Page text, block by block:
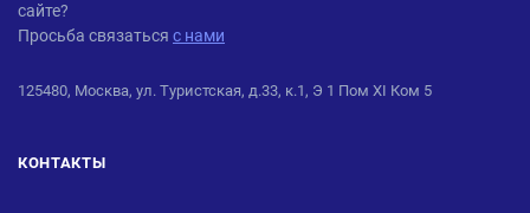
сайте?
Просьба связаться с нами
125480, Москва, ул. Туристская, д.33, к.1, Э 1 Пом XI Ком 5
КОНТАКТЫ